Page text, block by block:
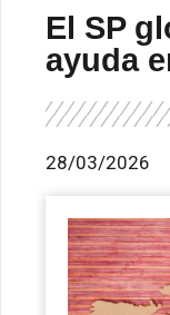
El SP
ayuda
28/03/2026